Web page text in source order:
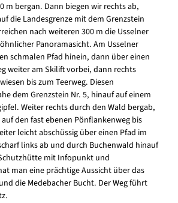
m bergan. Dann biegen wir rechts ab,
die Landesgrenze mit dem Grenzstein
nach weiteren 300 m die Usselner
Panoramasicht. Am Usselner
schmalen Pfad hinein, dann über einen
weiter am Skilift vorbei, dann rechts
bis zum Teerweg. Diesen
dem Grenzstein Nr. 5, hinauf auf einem
Weiter rechts durch den Wald bergab,
den fast ebenen Pönflankenweg bis
leicht abschüssig über einen Pfad im
links ab und durch Buchenwald hinauf
mit Infopunkt und
man eine prächtige Aussicht über das
die Medebacher Bucht. Der Weg führt